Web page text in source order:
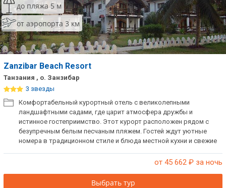
до пляжа 5 м
от аэропорта 3 км
Zanzibar Beach Resort
Танзания , о. Занзибар
3 звезды
Комфортабельный курортный отель с великолепными
ландшафтными садами, где царит атмосфера дружбы и
истинное гостеприимство. Этот курорт расположен рядом с
безупречным белым песчаным пляжем. Гостей ждут уютные
номера в традиционном стиле и блюда местной кухни и свежие
от 45 662 ₽ за ночь
Выбрать тур